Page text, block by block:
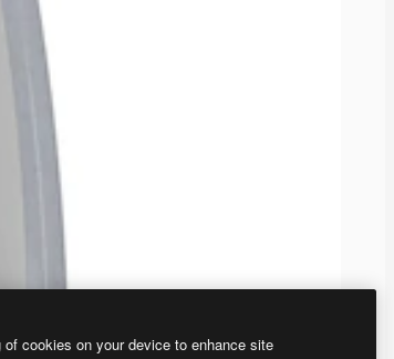
cookies on your device to enhance site